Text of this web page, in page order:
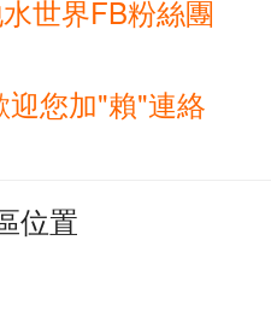
世界FB粉絲團
迎您加"賴"連絡
位置